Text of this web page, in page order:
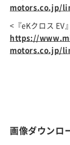
画像ダウンロ
motors.co.jp/
<『eKクロス EV
https://
motors.co.jp/